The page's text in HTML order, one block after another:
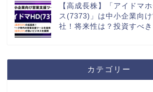
【高成長株】「アイドマ
ス(7373)」は中小企業向
社！将来性は？投資すべき
カテゴリー